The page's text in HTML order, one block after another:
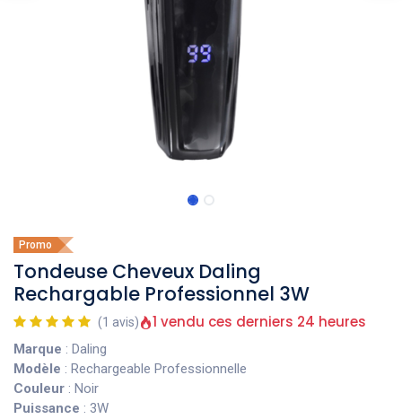
Promo
Tondeuse Cheveux Daling
Rechargable Professionnel 3W
(1 avis) 1 vendu ces derniers 24 heures
Marque : Daling
Modèle : Rechargeable Professionnelle
Couleur : Noir
Puissance : 3W